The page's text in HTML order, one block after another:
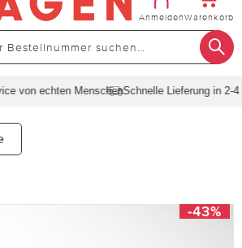
AnmeldenWarenkorb
von echten MenschenSchnelle Lieferung in 2-4
-43%